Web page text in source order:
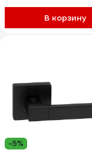
В корзину
-5%